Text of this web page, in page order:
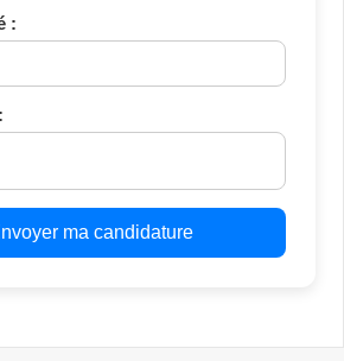
:
ma candidature